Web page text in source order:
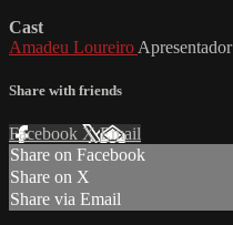
Cast
Amadeu Loureiro Apresentador
Share with friends
Facebook XEmail
Share on Facebook
Share on X
Share via Email